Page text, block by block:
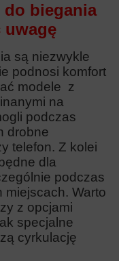
do biegania
uwagę
są niezwykle
podnosi komfort
modele z
na
podczas
drobne
telefon. Z kolei
dla
podczas
miejscach. Warto
z opcjami
specjalne
cyrkulację